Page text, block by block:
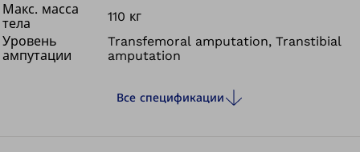
Макс. масса
тела
110 кг
Уровень
ампутации
Transfemoral amputation, Transtibial
amputation
Все спецификации